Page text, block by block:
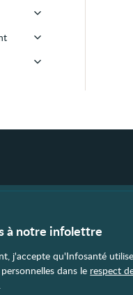
à notre infolettre
j'accepte qu'Infosanté utilise
dans le respect
.